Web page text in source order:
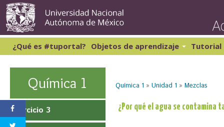
¿Qué es #tuportal? Objetos de aprendizaje
Lectura y Redacción 2
Lectura y Redacción 3
Lectura y Redacción 4
Inglés 1
Matemáticas 2
Tutorial
e
Química 1 »Unidad 1 »Mezclas
¿Por qué el agua se contamina
Química 1
Ejercicio 3